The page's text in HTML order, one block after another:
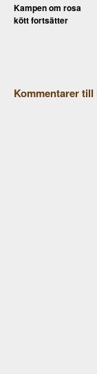
Kampen om rosa
kött fortsätter
Kommentarer till